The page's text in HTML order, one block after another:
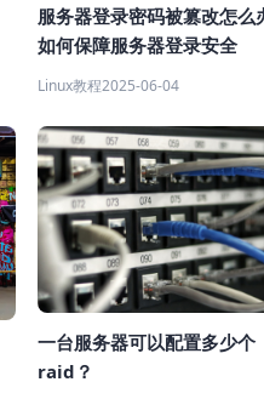
服务器登录密码被篡改怎么
如何保障服务器登录安全
Linux教程2025-06-04
一台服务器可以配置多少个
raid？